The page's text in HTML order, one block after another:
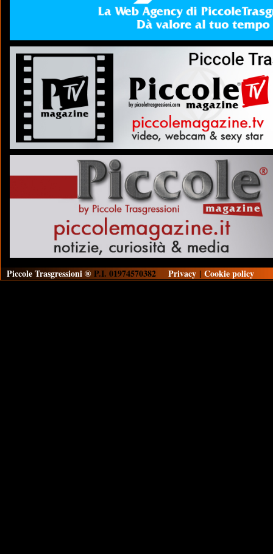
Piccole Trasgressioni ® P.I. 01974570382 Privacy | Cookie policy